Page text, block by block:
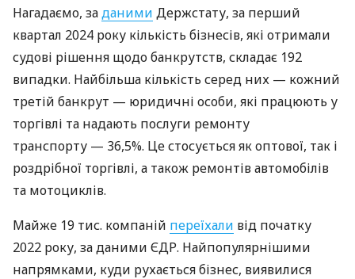
Нагадаємо, заданими Держстату, за перший
квартал 2024 року кількість бізнесів, які отримали
судові рішення щодо банкрутств, складає 192
випадки. Найбільша кількість серед них — кожний
третій банкрут — юридичні особи, які працюють у
торгівлі та надають послуги ремонту
транспорту — 36,5%. Це стосується як оптової, так і
роздрібної торгівлі, а також ремонтів автомобілів
та мотоциклів.
Майже 19 тис. компаній переїхали від початку
2022 року, за даними ЄДР. Найпопулярнішими
напрямками, куди рухається бізнес, виявилися